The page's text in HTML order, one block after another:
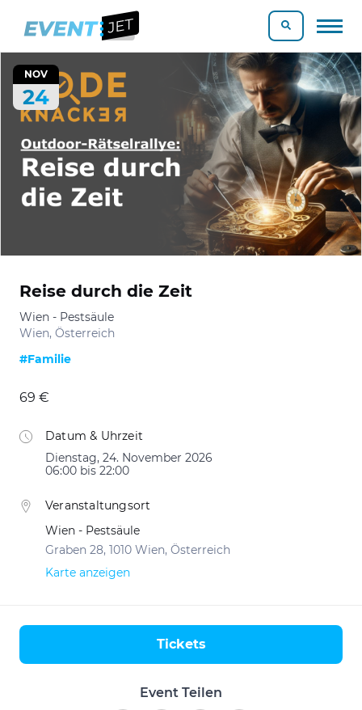
NOV
24
Reise durch die Zeit
Wien - Pestsäule
Wien, Österreich
#Familie
69 €
Datum & Uhrzeit
Dienstag, 24. November 2026
06:00 bis 22:00
Veranstaltungsort
Wien - Pestsäule
Graben 28, 1010 Wien, Österreich
Karte anzeigen
Event Teilen
Tickets